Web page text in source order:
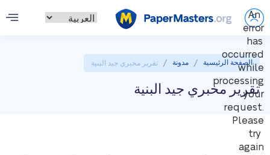
An
error
has
occurred
while
processing
your
request.
Please
try
again
الصفحة الرئيسية / مدونة / تقرير مخبري جيد البنية
تقرير مخبري جيد البنية